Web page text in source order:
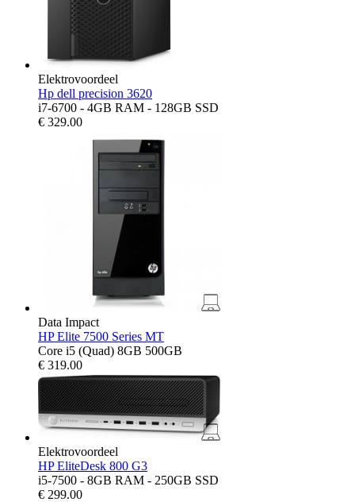
Elektrovoordeel
Hp dell precision 3620
i7-6700 - 4GB RAM - 128GB SSD
€ 329.00
Data Impact
HP Elite 7500 Series MT
Core i5 (Quad) 8GB 500GB
€ 319.00
Elektrovoordeel
HP EliteDesk 800 G3
i5-7500 - 8GB RAM - 250GB SSD
€ 299.00